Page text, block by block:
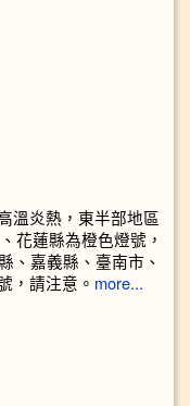
溫炎熱，東半部地區
花蓮縣為橙色燈號，
、嘉義縣、臺南市、
，請注意。 more...